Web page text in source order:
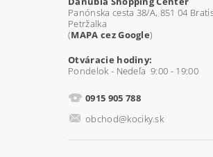
Panónska cesta 38/A, 851 04
Petržalka
(MAPA cez Google)
Otváracie hodiny:
Pondelok - Nedeľa 9:00 - 19:00
0915 905 788
obchod@kociky.sk